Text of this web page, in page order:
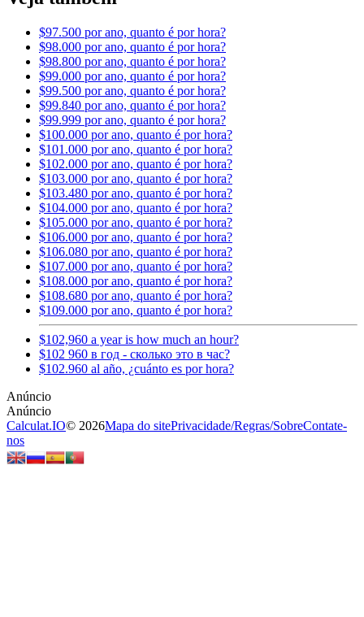
$97.500 por ano, quanto é por hora?
$98.000 por ano, quanto é por hora?
$98.800 por ano, quanto é por hora?
$99.000 por ano, quanto é por hora?
$99.500 por ano, quanto é por hora?
$99.840 por ano, quanto é por hora?
$99.999 por ano, quanto é por hora?
$100.000 por ano, quanto é por hora?
$101.000 por ano, quanto é por hora?
$102.000 por ano, quanto é por hora?
$103.000 por ano, quanto é por hora?
$103.480 por ano, quanto é por hora?
$104.000 por ano, quanto é por hora?
$105.000 por ano, quanto é por hora?
$106.000 por ano, quanto é por hora?
$106.080 por ano, quanto é por hora?
$107.000 por ano, quanto é por hora?
$108.000 por ano, quanto é por hora?
$108.680 por ano, quanto é por hora?
$109.000 por ano, quanto é por hora?
$102,960 a year is how much an hour?
$102 960 в год - сколько это в час?
$102.960 al año, ¿cuánto es por hora?
Calculat.IO© 2026Mapa do sitePrivacidade/Regras/SobreContate-
nos